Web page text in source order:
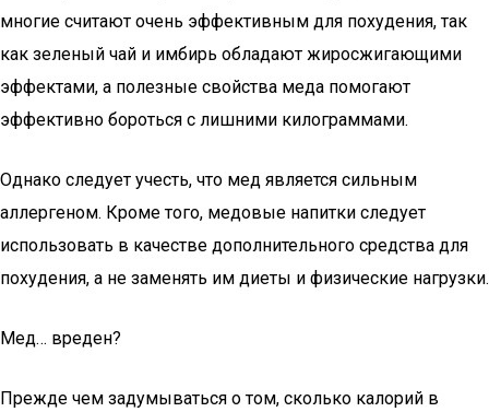
многие считают очень эффективным для похудения, так
как зеленый чай и имбирь обладают жиросжигающими
эффектами, а полезные свойства меда помогают
эффективно бороться с лишними килограммами.
Однако следует учесть, что мед является сильным
аллергеном. Кроме того, медовые напитки следует
использовать в качестве дополнительного средства для
похудения, а не заменять им диеты и физические нагрузки.
Мед… вреден?
Прежде чем задумываться о том, сколько калорий в